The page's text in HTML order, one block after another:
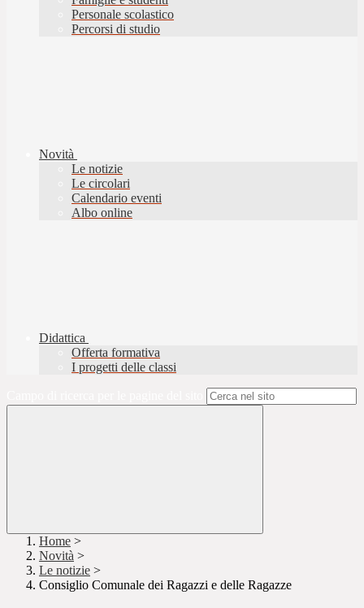
Personale scolastico
Percorsi di studio
Novità
Le notizie
Le circolari
Calendario eventi
Albo online
Didattica
Offerta formativa
I progetti delle classi
Home >
Novità >
Le notizie >
Consiglio Comunale dei Ragazzi e delle Ragazze